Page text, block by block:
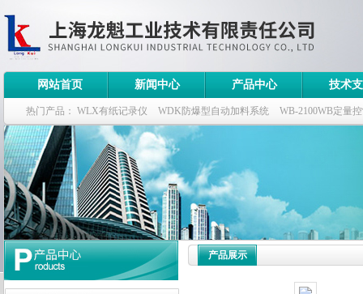
网站首页 新闻中心 产品中心 技术
热门产品： WLX有纸记录仪 WDK防爆型自动加料系统 WB-2100WB定量
WDK流量定量控制柜 WB-2100定量装车控制仪
产品展示